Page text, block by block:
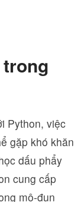
Python, việc
gặp khó khăn
dấu phẩy
cung cấp
mô-đun